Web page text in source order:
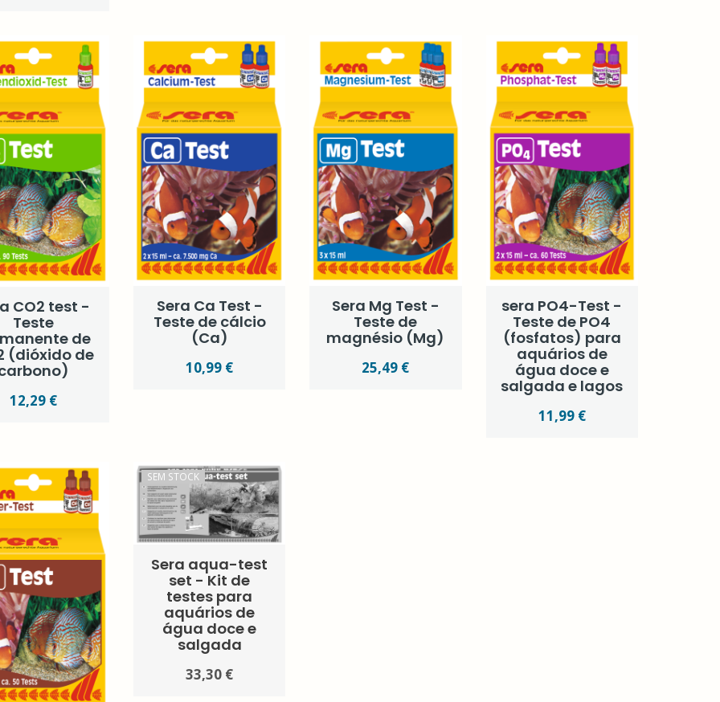
CO2 test -
Teste
de
(dióxido de
12,29 €
Sera Ca Test -
Teste de cálcio
(Ca)
10,99 €
Sera Mg Test -
Teste de
magnésio (Mg)
25,49 €
sera PO4-Test -
Teste de PO4
(fosfatos) para
aquários de
água doce e
salgada e lagos
11,99 €
SEM STOCK
Sera aqua-test
set - Kit de
testes para
aquários de
água doce e
salgada
33,30 €